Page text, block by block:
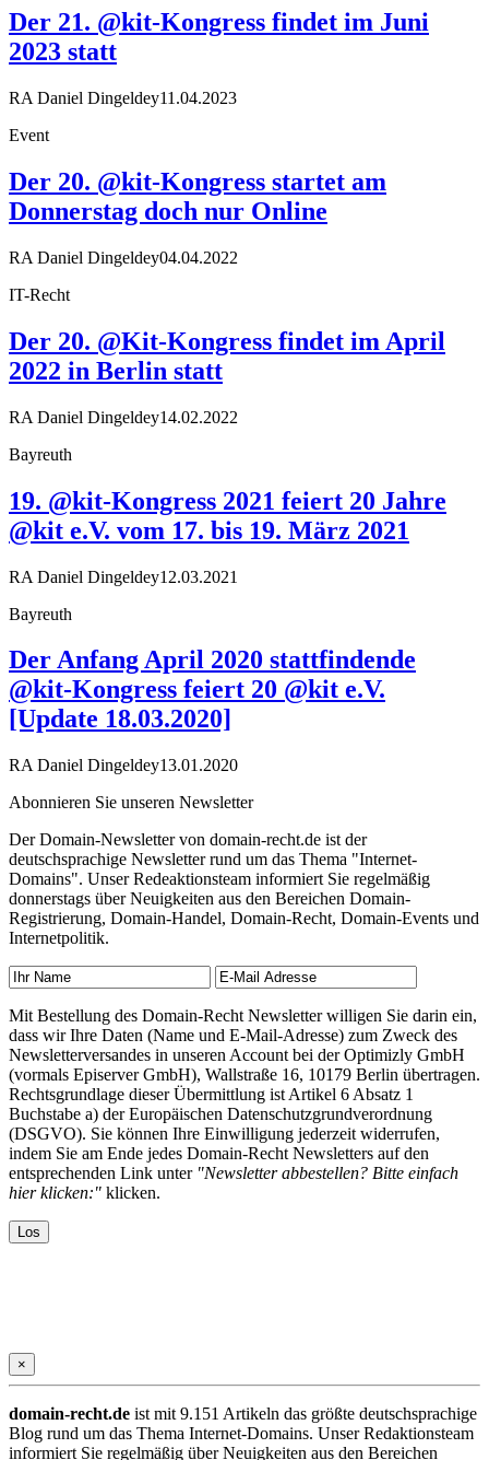
Der 21. @kit-Kongress findet im Juni
2023 statt
RA Daniel Dingeldey11.04.2023
Event
Der 20. @kit-Kongress startet am
Donnerstag doch nur Online
RA Daniel Dingeldey04.04.2022
IT-Recht
Der 20. @Kit-Kongress findet im April
2022 in Berlin statt
RA Daniel Dingeldey14.02.2022
Bayreuth
19. @kit-Kongress 2021 feiert 20 Jahre
@kit e.V. vom 17. bis 19. März 2021
RA Daniel Dingeldey12.03.2021
Bayreuth
Der Anfang April 2020 stattfindende
@kit-Kongress feiert 20 @kit e.V.
[Update 18.03.2020]
RA Daniel Dingeldey13.01.2020
Abonnieren Sie unseren Newsletter
Der Domain-Newsletter von domain-recht.de ist der
deutschsprachige Newsletter rund um das Thema "Internet-
Domains". Unser Redeaktionsteam informiert Sie regelmäßig
donnerstags über Neuigkeiten aus den Bereichen Domain-
Registrierung, Domain-Handel, Domain-Recht, Domain-Events und
Internetpolitik.
Mit Bestellung des Domain-Recht Newsletter willigen Sie darin ein,
dass wir Ihre Daten (Name und E-Mail-Adresse) zum Zweck des
Newsletterversandes in unseren Account bei der Optimizly GmbH
(vormals Episerver GmbH), Wallstraße 16, 10179 Berlin übertragen.
Rechtsgrundlage dieser Übermittlung ist Artikel 6 Absatz 1
Buchstabe a) der Europäischen Datenschutzgrundverordnung
(DSGVO). Sie können Ihre Einwilligung jederzeit widerrufen,
indem Sie am Ende jedes Domain-Recht Newsletters auf den
entsprechenden Link unter "Newsletter abbestellen? Bitte einfach
hier klicken:" klicken.
×
domain-recht.de ist mit 9.151 Artikeln das größte deutschsprachige
Blog rund um das Thema Internet-Domains. Unser Redaktionsteam
informiert Sie regelmäßig über Neuigkeiten aus den Bereichen